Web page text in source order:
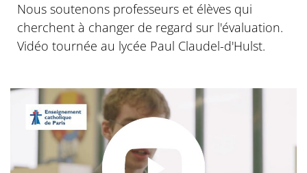
Nous soutenons professeurs et élèves qui
cherchent à changer de regard sur l'évaluation.
Vidéo tournée au lycée Paul Claudel-d'Hulst.